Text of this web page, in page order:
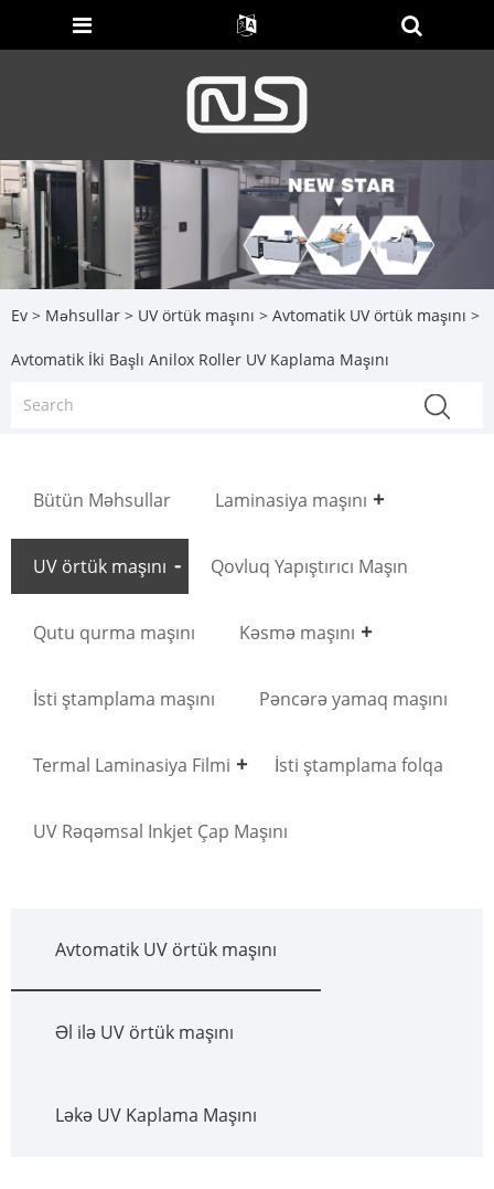
Ev > Məhsullar > UV örtük maşını > Avtomatik UV örtük maşını >
Avtomatik İki Başlı Anilox Roller UV Kaplama Maşını
Bütün Məhsullar Laminasiya maşını
UV örtük maşını Qovluq Yapıştırıcı Maşın
Qutu qurma maşını Kəsmə maşını
İsti ştamplama maşını Pəncərə yamaq maşını
Termal Laminasiya Filmi İsti ştamplama folqa
UV Rəqəmsal Inkjet Çap Maşını
Avtomatik UV örtük maşını
Əl ilə UV örtük maşını
Ləkə UV Kaplama Maşını